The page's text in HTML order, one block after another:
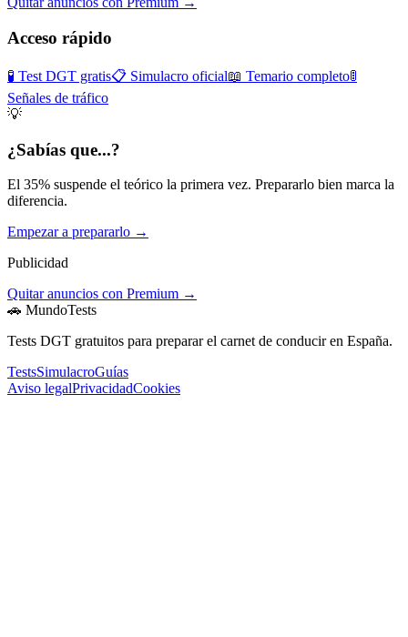
Acceso rápido
🧪 Test DGT gratis📋 Simulacro oficial📖 Temario completo🚦
Señales de tráfico
💡
¿Sabías que...?
El 35% suspende el teórico la primera vez. Prepararlo bien marca la
diferencia.
Empezar a prepararlo →
Publicidad
Quitar anuncios con Premium →
🚗 MundoTests
Tests DGT gratuitos para preparar el carnet de conducir en España.
TestsSimulacroGuías
Aviso legalPrivacidadCookies